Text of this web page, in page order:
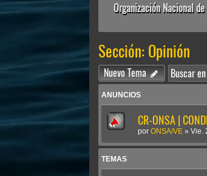
Organización Nacional
Sección: Opinión
Nuevo Tema
ANUNCIOS
CR-ONSA |
por ONSA/VE » Vie.
TEMAS